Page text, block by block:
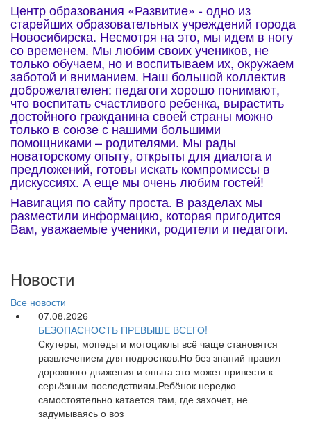
Центр образования «Развитие» - одно из
старейших образовательных учреждений города
Новосибирска. Несмотря на это, мы идем в ногу
со временем. Мы любим своих учеников, не
только обучаем, но и воспитываем их, окружаем
заботой и вниманием. Наш большой коллектив
доброжелателен: педагоги хорошо понимают,
что воспитать счастливого ребенка, вырастить
достойного гражданина своей страны можно
только в союзе с нашими большими
помощниками – родителями. Мы рады
новаторскому опыту, открыты для диалога и
предложений, готовы искать компромиссы в
дискуссиях. А еще мы очень любим гостей!
Навигация по сайту проста. В разделах мы
разместили информацию, которая пригодится
Вам, уважаемые ученики, родители и педагоги.
Новости
Все новости
07.08.2026
БЕЗОПАСНОСТЬ ПРЕВЫШЕ ВСЕГО!
Скутеры, мопеды и мотоциклы всё чаще становятся
развлечением для подростков.Но без знаний правил
дорожного движения и опыта это может привести к
серьёзным последствиям.️Ребёнок нередко
самостоятельно катается там, где захочет, не
задумываясь о воз